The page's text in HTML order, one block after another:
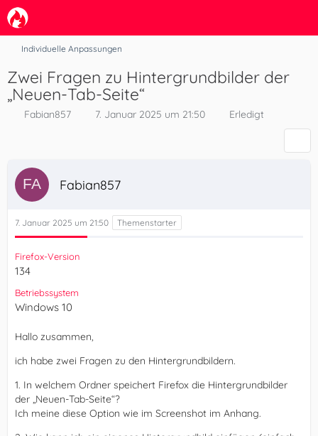
Individuelle Anpassungen
Zwei Fragen zu Hintergrundbilder der
„Neuen-Tab-Seite“
Fabian857 7. Januar 2025 um 21:50 Erledigt
Fabian857
7. Januar 2025 um 21:50
Firefox-Version
134
Betriebssystem
Windows 10
Hallo zusammen,
ich habe zwei Fragen zu den Hintergrundbildern.
1. In welchem Ordner speichert Firefox die Hintergrundbilder
der „Neuen-Tab-Seite“?
Ich meine diese Option wie im Screenshot im Anhang.